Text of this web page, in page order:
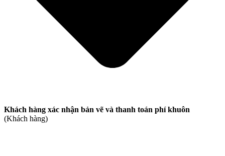
Khách hàng xác nhận bản vẽ và thanh toán phí khuôn
(Khách hàng)